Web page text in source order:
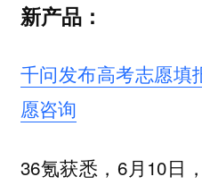
新产品：
千问发布高考志愿
愿咨询
36氪获悉，6月10日